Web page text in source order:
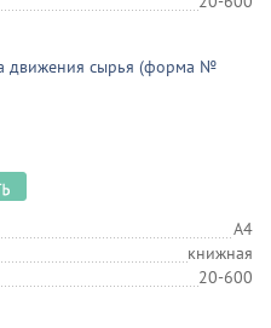
движения сырья (форма №
А4
книжная
20-600